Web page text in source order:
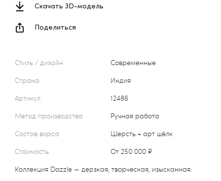
Стиль / дизайн
Современные
Страна
Индия
Артикул
12486
Метод производства
Ручная работа
Состав ворса
Шерсть + арт шёлк
Стоимость
от 250 000 ₽
Коллекция Dazzle — дерзкая, творческая, изысканная.
Скачать 3D-модель
Поделиться